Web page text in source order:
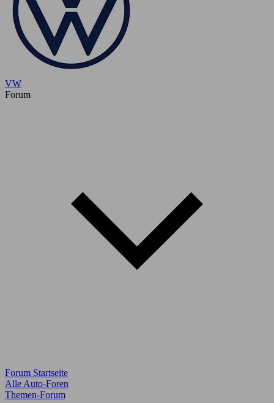
VW
Forum
Forum Startseite
Alle Auto-Foren
Themen-Forum